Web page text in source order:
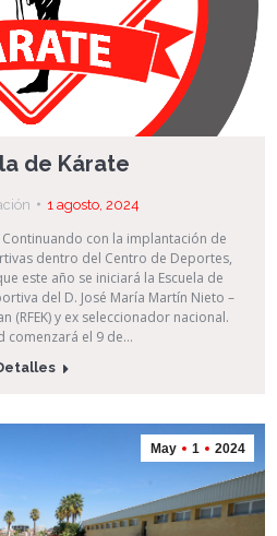
de Kárate
1 agosto, 2024
con la implantación de
dentro del Centro de Deportes,
este año se iniciará la Escuela de
del D. José María Martín Nieto –
(RFEK) y ex seleccionador nacional.
comenzará el 9 de…
May 1 2024